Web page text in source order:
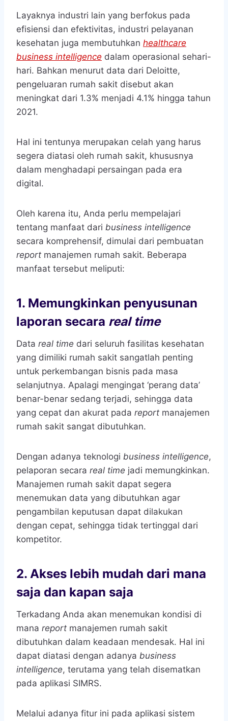
Layaknya industri lain yang berfokus pada
efisiensi dan efektivitas, industri pelayanan
kesehatan juga membutuhkan healthcare
business intelligence dalam operasional sehari-
hari. Bahkan menurut data dari Deloitte,
pengeluaran rumah sakit disebut akan
meningkat dari 1.3% menjadi 4.1% hingga tahun
2021.
Hal ini tentunya merupakan celah yang harus
segera diatasi oleh rumah sakit, khususnya
dalam menghadapi persaingan pada era
digital.
Oleh karena itu, Anda perlu mempelajari
tentang manfaat dari business intelligence
secara komprehensif, dimulai dari pembuatan
report manajemen rumah sakit. Beberapa
manfaat tersebut meliputi:
1. Memungkinkan penyusunan
laporan secara real time
Data real time dari seluruh fasilitas kesehatan
yang dimiliki rumah sakit sangatlah penting
untuk perkembangan bisnis pada masa
selanjutnya. Apalagi mengingat ‘perang data’
benar-benar sedang terjadi, sehingga data
yang cepat dan akurat pada report manajemen
rumah sakit sangat dibutuhkan.
Dengan adanya teknologi business intelligence,
pelaporan secara real time jadi memungkinkan.
Manajemen rumah sakit dapat segera
menemukan data yang dibutuhkan agar
pengambilan keputusan dapat dilakukan
dengan cepat, sehingga tidak tertinggal dari
kompetitor.
2. Akses lebih mudah dari mana
saja dan kapan saja
Terkadang Anda akan menemukan kondisi di
mana report manajemen rumah sakit
dibutuhkan dalam keadaan mendesak. Hal ini
dapat diatasi dengan adanya business
intelligence, terutama yang telah disematkan
pada aplikasi SIMRS.
Melalui adanya fitur ini pada aplikasi sistem